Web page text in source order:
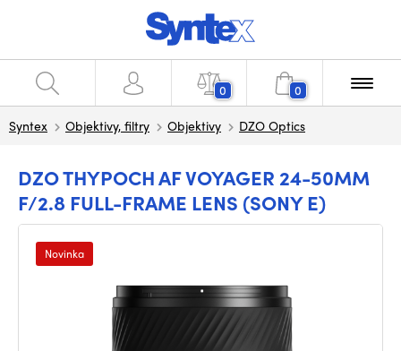
0 0
Syntex Objektivy, filtry Objektivy DZO Optics
DZO THYPOCH AF VOYAGER 24-50MM
F/2.8 FULL-FRAME LENS (SONY E)
Novinka